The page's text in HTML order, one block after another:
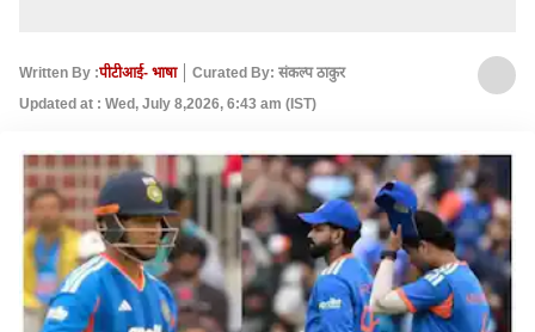
Written By :पीटीआई- भाषा
Curated By: संकल्प ठाकुर
Updated at : Wed, July 8,2026, 6:43 am (IST)